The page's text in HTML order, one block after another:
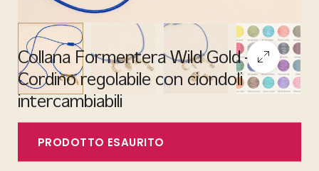
Collana Formentera Wild Gold –
Cordino regolabile con ciondoli
intercambiabili
PRODOTTO ESAURITO